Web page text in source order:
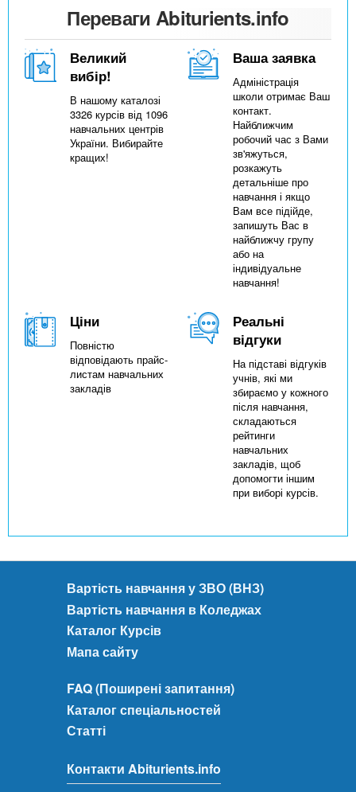
Переваги Abiturients.info
Великий
вибір!
В нашому каталозі
3326 курсів від 1096
навчальних центрів
України. Вибирайте
кращих!
Ваша заявка
Адміністрація
школи отримає Ваш
контакт.
Найближчим
робочий час з Вами
зв'яжуться,
розкажуть
детальніше про
навчання і якщо
Вам все підійде,
запишуть Вас в
найближчу групу
або на
індивідуальне
навчання!
Ціни
Повністю
відповідають прайс-
листам навчальних
закладів
Реальні
відгуки
На підставі відгуків
учнів, які ми
збираємо у кожного
після навчання,
складаються
рейтинги
навчальних
закладів, щоб
допомогти іншим
при виборі курсів.
Вартість навчання у ЗВО (ВНЗ)
Вартість навчання в Коледжах
Каталог Курсів
Мапа сайту
FAQ (Поширені запитання)
Каталог спеціальностей
Статті
Контакти Abiturients.info